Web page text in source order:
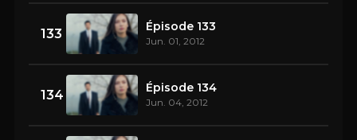
133 Épisode 133
Jun. 01, 2012
134 Épisode 134
Jun. 04, 2012